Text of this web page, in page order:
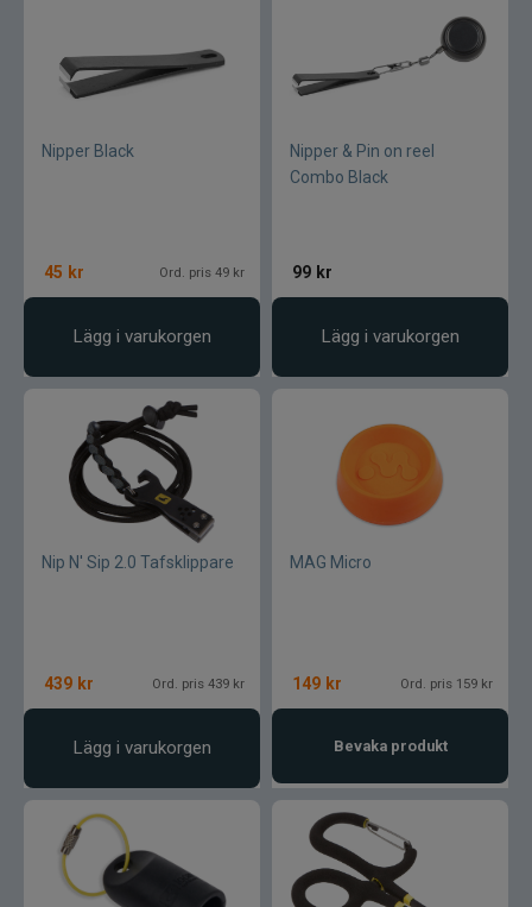
Nipper Black
45 kr Ord. pris 49 kr
Lägg i varukorgen
Nipper & Pin on reel
Combo Black
99 kr
Lägg i varukorgen
Nip N' Sip 2.0 Tafsklippare
439 kr Ord. pris 439 kr
Lägg i varukorgen
MAG Micro
149 kr Ord. pris 159 kr
Bevaka produkt